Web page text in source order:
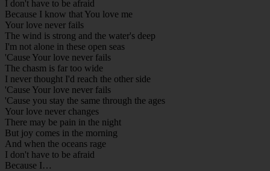
I don't have to be afraid
Because I know that You love me
Your love never fails
The wind is strong and the water's deep
I'm not alone in these open seas
'Cause Your love never fails
The chasm is far too wide
I never thought I'd reach the other side
'Cause Your love never fails
'Cause you stay the same through the ages
Your love never changes
There may be pain in the night
But joy comes in the morning
And when the oceans rage
I don't have to be afraid
Because I…